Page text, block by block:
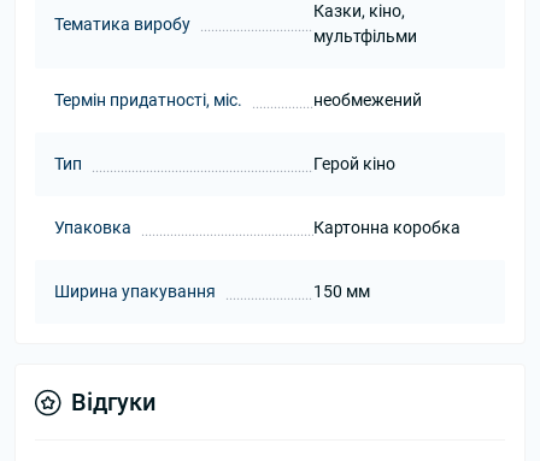
Тематика виробу
Казки, кіно,
мультфільми
Термін придатності, міс. необмежений
Тип Герой кіно
Упаковка Картонна коробка
Ширина упакування 150 мм
Відгуки